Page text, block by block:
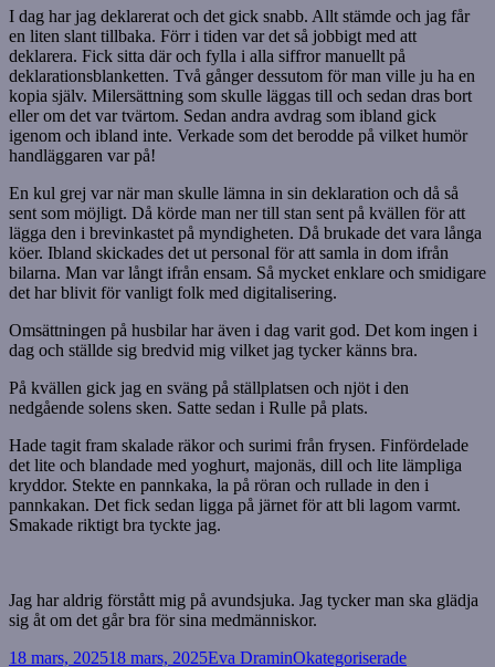
I dag har jag deklarerat och det gick snabb. Allt stämde och jag får
en liten slant tillbaka. Förr i tiden var det så jobbigt med att
deklarera. Fick sitta där och fylla i alla siffror manuellt på
deklarationsblanketten. Två gånger dessutom för man ville ju ha en
kopia själv. Milersättning som skulle läggas till och sedan dras bort
eller om det var tvärtom. Sedan andra avdrag som ibland gick
igenom och ibland inte. Verkade som det berodde på vilket humör
handläggaren var på!
En kul grej var när man skulle lämna in sin deklaration och då så
sent som möjligt. Då körde man ner till stan sent på kvällen för att
lägga den i brevinkastet på myndigheten. Då brukade det vara långa
köer. Ibland skickades det ut personal för att samla in dom ifrån
bilarna. Man var långt ifrån ensam. Så mycket enklare och smidigare
det har blivit för vanligt folk med digitalisering.
Omsättningen på husbilar har även i dag varit god. Det kom ingen i
dag och ställde sig bredvid mig vilket jag tycker känns bra.
På kvällen gick jag en sväng på ställplatsen och njöt i den
nedgående solens sken. Satte sedan i Rulle på plats.
Hade tagit fram skalade räkor och surimi från frysen. Finfördelade
det lite och blandade med yoghurt, majonäs, dill och lite lämpliga
kryddor. Stekte en pannkaka, la på röran och rullade in den i
pannkakan. Det fick sedan ligga på järnet för att bli lagom varmt.
Smakade riktigt bra tyckte jag.
Jag har aldrig förstått mig på avundsjuka. Jag tycker man ska glädja
sig åt om det går bra för sina medmänniskor.
Postat
18 mars, 202518 mars, 2025Författare
Eva DraminKategorier
Okategoriserade